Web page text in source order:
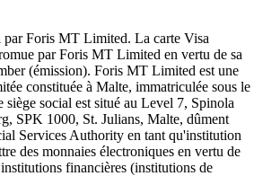
par Foris MT Limited. La carte Visa
par Foris MT Limited en vertu de sa
(émission). Foris MT Limited est une
constituée à Malte, immatriculée sous le
social est situé au Level 7, Spinola
SPK 1000, St. Julians, Malte, dûment
Services Authority en tant qu'institution
des monnaies électroniques en vertu de
financières (institutions de